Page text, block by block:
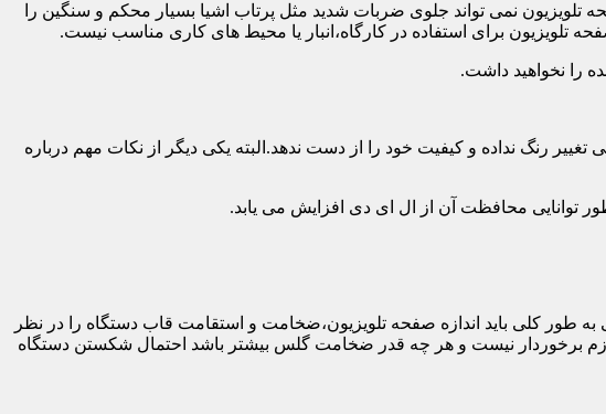
نمی تواند جلوی ضربات شدید مثل پرتاب اشیا بسیار محکم و سنگین را
تلویزیون برای استفاده در کارگاه،انبار یا محیط های کاری مناسب نیست.
را نخواهید داشت.
رنگ نداده و کیفیت خود را از دست ندهد.البته یکی دیگر از نکات مهم درباره
توانایی محافظت آن از ال ای دی افزایش می یابد.
است؛ ولی به طور کلی باید اندازه صفحه تلویزیون،ضخامت و استقامت قاب دستگاه را در نظر
لازم برخوردار نیست و هر چه قدر ضخامت گلس بیشتر باشد احتمال شکستن دستگاه